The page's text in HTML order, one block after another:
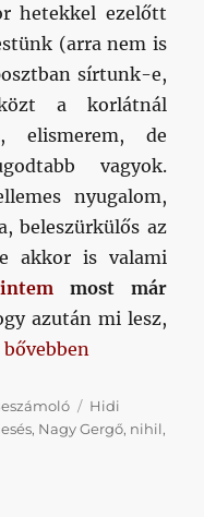
hetekkel ezelőtt
(arra nem is
sírtunk-e,
a korlátnál
elismerem, de
vagyok.
nyugalom,
beleszürkülős az
akkor is valami
most már
azután mi lesz,
„Megvagyunk?”
bővebben
Címke
Hidi
, Nagy Gergő, nihil,